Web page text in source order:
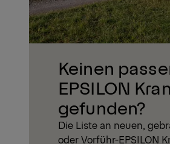
Keinen
EPSILON Kran
gefunden?
Die Liste an neuen,
oder Vorführ-EPSILON